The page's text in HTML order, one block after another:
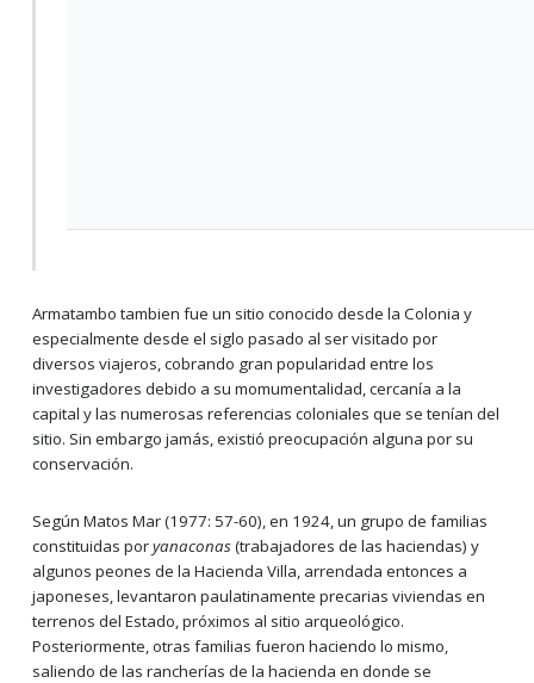
Armatambo tambien fue un sitio conocido desde la Colonia y
especialmente desde el siglo pasado al ser visitado por
diversos viajeros, cobrando gran popularidad entre los
investigadores debido a su momumentalidad, cercanía a la
capital y las numerosas referencias coloniales que se tenían del
sitio. Sin embargo jamás, existió preocupación alguna por su
conservación.
Según Matos Mar (1977: 57-60), en 1924, un grupo de familias
constituidas poryanaconas(trabajadores de las haciendas) y
algunos peones de la Hacienda Villa, arrendada entonces a
japoneses, levantaron paulatinamente precarias viviendas en
terrenos del Estado, próximos al sitio arqueológico.
Posteriormente, otras familias fueron haciendo lo mismo,
saliendo de las rancherías de la hacienda en donde se